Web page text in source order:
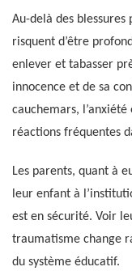
Au-delà des blessures
risquent d’être
enlever et tabasser
innocence et de sa
cauchemars,
réactions fréquentes
Les parents, quant à
leur enfant à
est en sécurité. Voir
traumatisme change
du système éducatif.